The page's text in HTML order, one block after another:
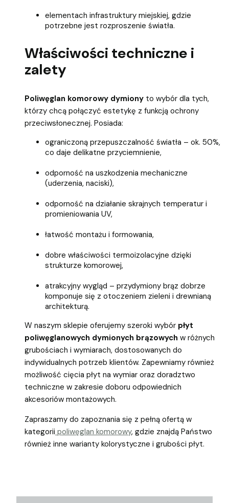
elementach infrastruktury miejskiej, gdzie
potrzebne jest rozproszenie światła.
Właściwości techniczne i
zalety
Poliwęglan komorowy dymiony to wybór dla tych,
którzy chcą połączyć estetykę z funkcją ochrony
przeciwsłonecznej. Posiada:
ograniczoną przepuszczalność światła – ok. 50%,
co daje delikatne przyciemnienie,
odporność na uszkodzenia mechaniczne
(uderzenia, naciski),
odporność na działanie skrajnych temperatur i
promieniowania UV,
łatwość montażu i formowania,
dobre właściwości termoizolacyjne dzięki
strukturze komorowej,
atrakcyjny wygląd – przydymiony brąz dobrze
komponuje się z otoczeniem zieleni i drewnianą
architekturą.
W naszym sklepie oferujemy szeroki wybór płyt
poliwęglanowych dymionych brązowych w różnych
grubościach i wymiarach, dostosowanych do
indywidualnych potrzeb klientów. Zapewniamy również
możliwość cięcia płyt na wymiar oraz doradztwo
techniczne w zakresie doboru odpowiednich
akcesoriów montażowych.
Zapraszamy do zapoznania się z pełną ofertą w
kategorii poliwęglan komorowy, gdzie znajdą Państwo
również inne warianty kolorystyczne i grubości płyt.